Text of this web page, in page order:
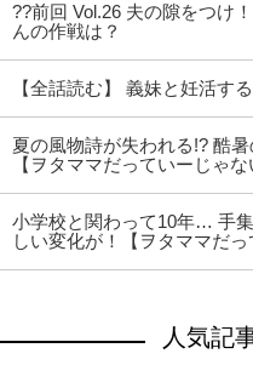
??前回 Vol.26 夫の隙をつ
んの作戦は？
【全話読む】 義妹と妊活す
夏の風物詩が失われる!? 酷
【ヲタママだっていーじゃな
小学校と関わって10年… 手
しい変化が！【ヲタママだっ
人気記